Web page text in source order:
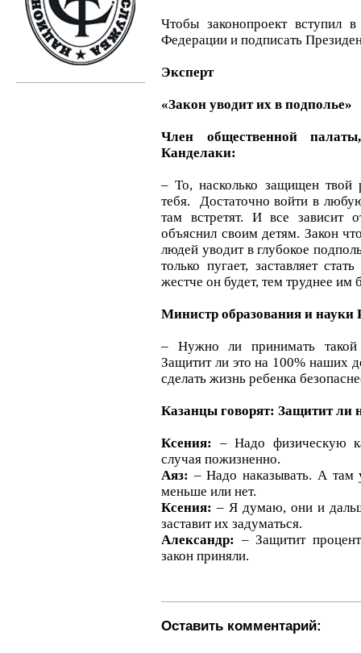
Чтобы законопроект вступил
Федерации и подписать
Эксперт
«Закон уводит их в подполье»
Член общественной
Канделаки:
– То, насколько защищен твой
тебя. Достаточно войти в
там встретят. И все зависит
объяснил своим детям. Закон
людей уводит в глубокое
только пугает, заставляет
жестче он будет, тем труднее им
Министр образования и
– Нужно ли принимать такой
Защитит ли это на 100% наших
сделать жизнь ребенка
Казанцы говорят: Защитит ли
Ксения: – Надо физическую
случая пожизненно.
Аяз: – Надо наказывать. А там
меньше или нет.
Ксения: – Я думаю, они и
заставит их задуматься.
Александр: – Защитит
закон приняли.
Оставить комментарий: